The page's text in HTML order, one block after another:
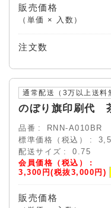
販売価格
（単価 × 入数）
注文数
通常配送（3万以上送料
のぼり旗印刷代
品番
RNN-A010BR
標準価格（税込）
配送サイズ
0.75
会員価格（税込）
3,300円(税抜3,000円)
販売価格